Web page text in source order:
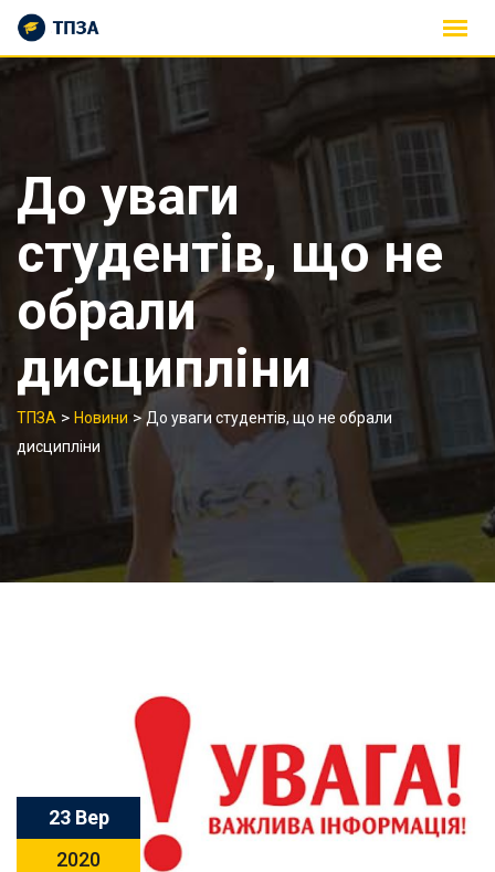
Skip
content
До уваги
студентів, що не
обрали
дисципліни
ТПЗА > Новини > До уваги студентів, що не обрали
дисципліни
23 Вер
2020